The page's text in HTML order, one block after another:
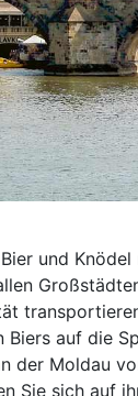
und
auf die
der Moldau
Sie sich auf